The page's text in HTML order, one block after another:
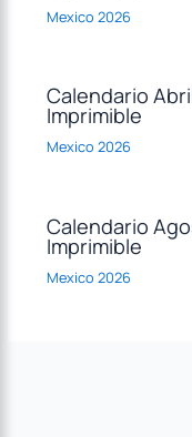
Mexico 2026
Calendario
Imprimible
Mexico 2026
Calendario
Imprimible
Mexico 2026